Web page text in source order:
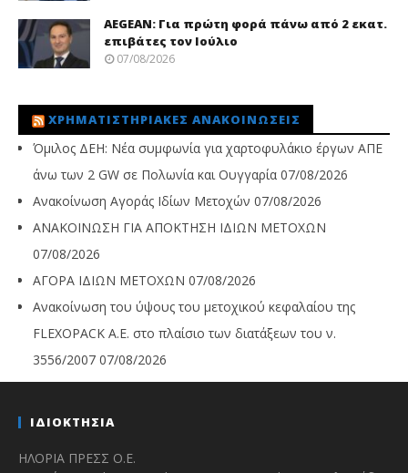
AEGEAN: Για πρώτη φορά πάνω από 2 εκατ.
επιβάτες τον Ιούλιο
07/08/2026
ΧΡΗΜΑΤΙΣΤΗΡΙΑΚΈΣ ΑΝΑΚΟΙΝΏΣΕΙΣ
Όμιλος ΔΕΗ: Νέα συμφωνία για χαρτοφυλάκιο έργων ΑΠΕ
άνω των 2 GW σε Πολωνία και Ουγγαρία 07/08/2026
Ανακοίνωση Αγοράς Ιδίων Μετοχών 07/08/2026
ΑΝΑΚΟΙΝΩΣΗ ΓΙΑ ΑΠΟΚΤΗΣΗ ΙΔΙΩΝ ΜΕΤΟΧΩΝ
07/08/2026
ΑΓΟΡΑ ΙΔΙΩΝ ΜΕΤΟΧΩΝ 07/08/2026
Ανακοίνωση του ύψους του μετοχικού κεφαλαίου της
FLEXOPACK A.E. στο πλαίσιο των διατάξεων του ν.
3556/2007 07/08/2026
ΙΔΙΟΚΤΗΣΙΑ
ΗΛΟΡΙΑ ΠΡΕΣΣ Ο.Ε.